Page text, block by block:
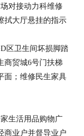
对接动力科维修
拭大厅悬挂的指示
区卫生间坏损脚踏
商贸城6号门扶梯
面；维修民生家具
生活用品购物广
商业户并督导业户